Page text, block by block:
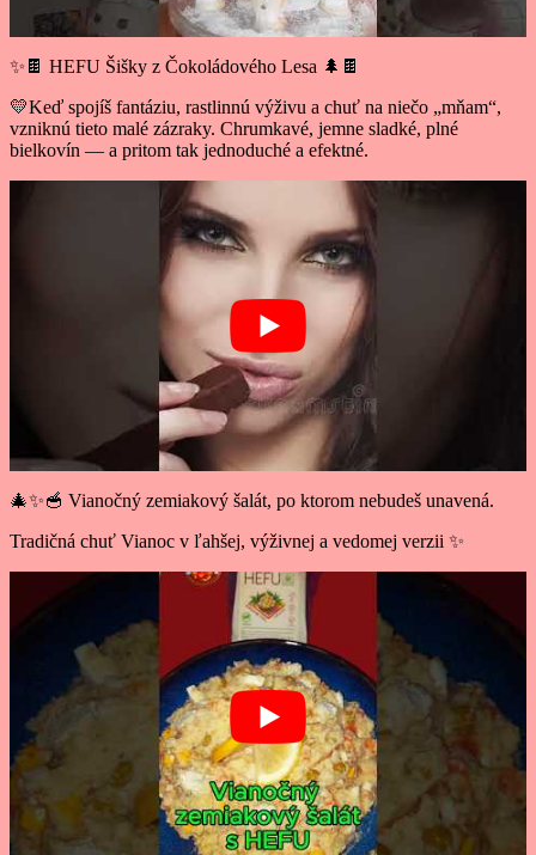
✨🍫 HEFU Šišky z Čokoládového Lesa 🌲🍫
💛Keď spojíš fantáziu, rastlinnú výživu a chuť na niečo „mňam“,
vzniknú tieto malé zázraky. Chrumkavé, jemne sladké, plné
bielkovín — a pritom tak jednoduché a efektné.
🎄✨🥣 Vianočný zemiakový šalát, po ktorom nebudeš unavená.
Tradičná chuť Vianoc v ľahšej, výživnej a vedomej verzii ✨